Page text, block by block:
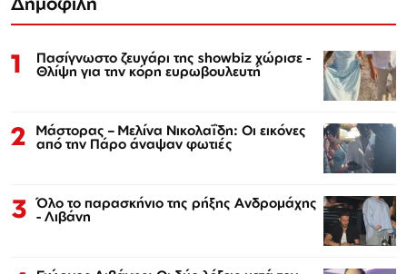
1 Πασίγνωστο ζευγάρι της showbiz χώρισε -
Θλίψη για την κόρη ευρωβουλευτή
2 Μάστορας – Μελίνα Νικολαΐδη: Οι εικόνες
από την Πάρο άναψαν φωτιές
3 Όλο το παρασκήνιο της ρήξης Ανδρομάχης
- Λιβάνη